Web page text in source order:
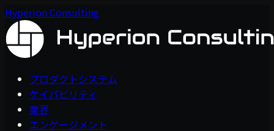
Hyperion Consulting
プロダクトシステム
ケイパビリティ
業界
エンゲージメント